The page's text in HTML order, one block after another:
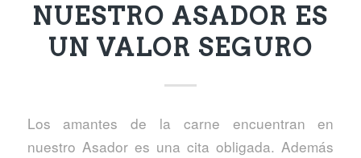
NUESTRO ASADOR ES
UN VALOR SEGURO
Los amantes de la carne encuentran en
nuestro Asador es una cita obligada. Además